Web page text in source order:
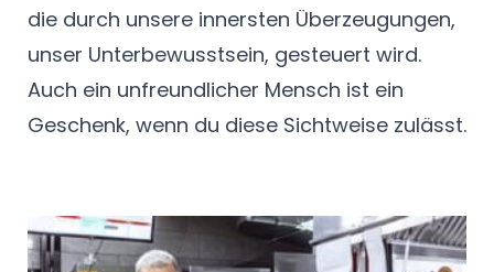
die durch unsere innersten Überzeugungen,
unser Unterbewusstsein, gesteuert wird.
Auch ein unfreundlicher Mensch ist ein
Geschenk, wenn du diese Sichtweise zulässt.